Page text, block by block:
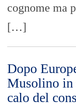
cognome ma
[…]
Dopo
Musolino in
calo del